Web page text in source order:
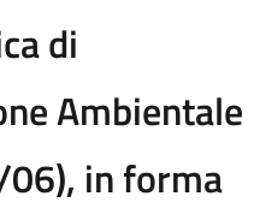
di
Ambientale
in forma